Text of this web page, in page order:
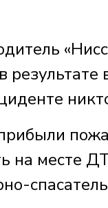
на месте